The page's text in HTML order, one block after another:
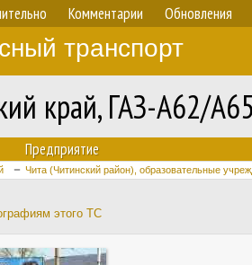
Комментарии Обновления
транспорт
край, ГАЗ-A62/
Предприятие
Чита (Читинский район), образовательные
этого ТС